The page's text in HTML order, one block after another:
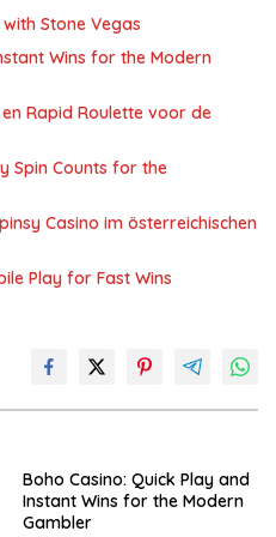
Stone Vegas
Wins for the Modern
en Rapid Roulette voor de
Spin Counts for the
Casino im österreichischen
Play for Fast Wins
Boho Casino: Quick Play and
Instant Wins for the Modern
Gambler